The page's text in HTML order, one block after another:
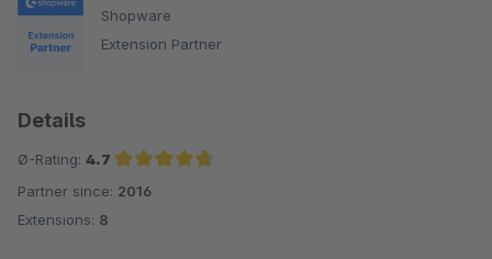
Shopware
Extension Partner
Details
Ø-Rating: 4.7
Average rating of 4.7 out of 5 stars
Partner since: 2016
Extensions: 8